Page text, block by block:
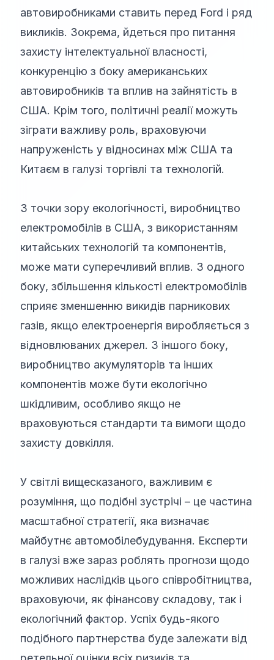
автовиробниками ставить перед Ford і ряд
викликів. Зокрема, йдеться про питання
захисту інтелектуальної власності,
конкуренцію з боку американських
автовиробників та вплив на зайнятість в
США. Крім того, політичні реалії можуть
зіграти важливу роль, враховуючи
напруженість у відносинах між США та
Китаєм в галузі торгівлі та технологій.
З точки зору екологічності, виробництво
електромобілів в США, з використанням
китайських технологій та компонентів,
може мати суперечливий вплив. З одного
боку, збільшення кількості електромобілів
сприяє зменшенню викидів парникових
газів, якщо електроенергія виробляється з
відновлюваних джерел. З іншого боку,
виробництво акумуляторів та інших
компонентів може бути екологічно
шкідливим, особливо якщо не
враховуються стандарти та вимоги щодо
захисту довкілля.
У світлі вищесказаного, важливим є
розуміння, що подібні зустрічі – це частина
масштабної стратегії, яка визначає
майбутнє автомобілебудування. Експерти
в галузі вже зараз роблять прогнози щодо
можливих наслідків цього співробітництва,
враховуючи, як фінансову складову, так і
екологічний фактор. Успіх будь-якого
подібного партнерства буде залежати від